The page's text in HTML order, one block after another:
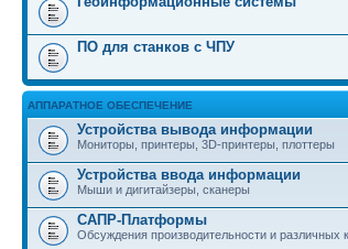
ПО для станков с ЧПУ
АППАРАТНОЕ ОБЕСПЕЧЕНИЕ
Устройства вывода информации
Мониторы, принтеры, 3D-принтеры, плоттеры
Устройства ввода информации
Мыши и дигитайзеры, сканеры
САПР-Платформы
Обсуждения производительности и